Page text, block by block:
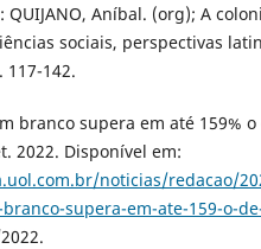
QUIJANO, Aníbal. (org); A
sociais, perspectivas
117-142.
branco supera em até 159%
2022. Disponível em:
noticias/redacao/
supera-em-ate-159-o-